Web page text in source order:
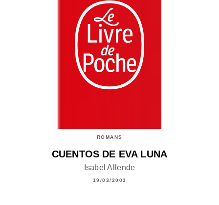
ROMANS
CUENTOS DE EVA LUNA
Isabel Allende
19/03/2003